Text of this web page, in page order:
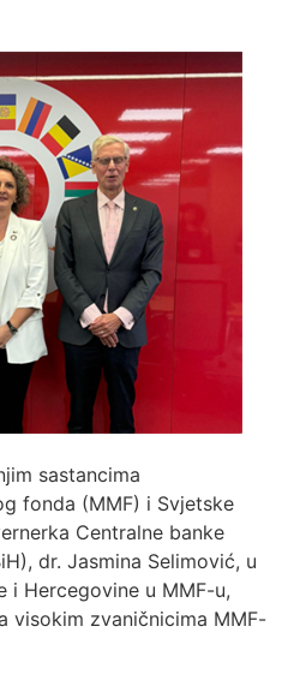
sastancima
fonda (MMF) i Svjetske
Centralne banke
dr. Jasmina Selimović, u
i Hercegovine u MMF-u,
visokim zvaničnicima MMF-